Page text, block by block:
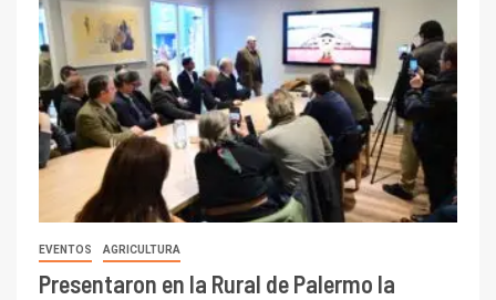
EVENTOS AGRICULTURA
Presentaron en la Rural de Palermo la